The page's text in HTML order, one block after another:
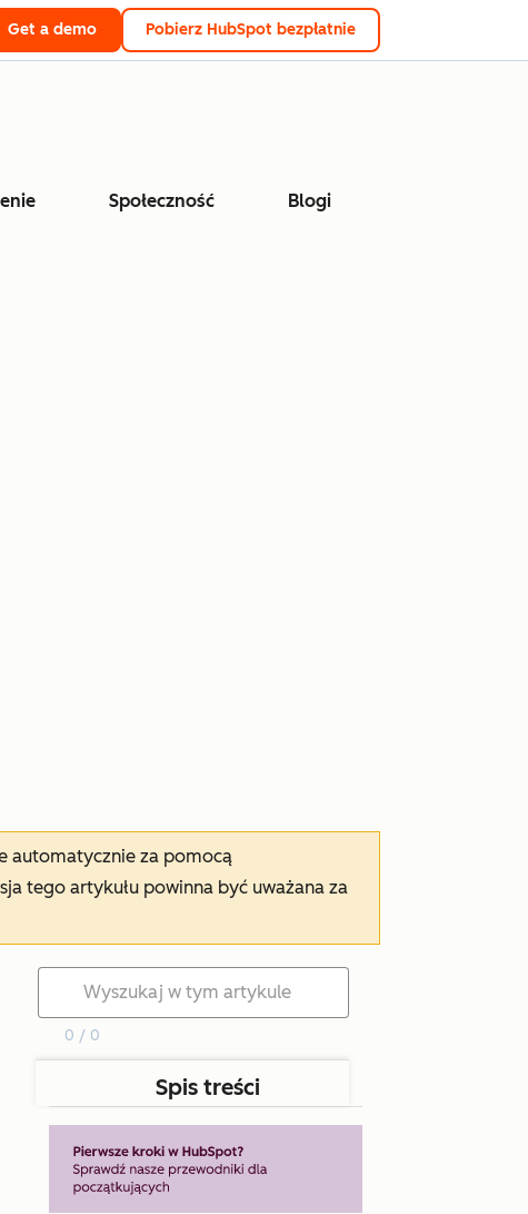
Get a demo Pobierz HubSpot bezpłatnie
Społeczność Blogi
automatycznie za pomocą
tego artykułu powinna być uważana za
0 / 0
Spis treści